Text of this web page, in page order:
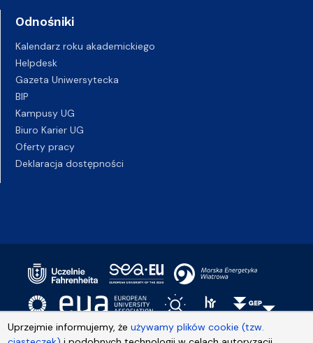
Uprzejmie informujemy, żeużywamy plików cookie (tzw.
Odnośniki
Kalendarz roku akademickiego
Helpdesk
Gazeta Uniwersytecka
BIP
Kampusy UG
Biuro Karier UG
Oferty pracy
Deklaracja dostępności